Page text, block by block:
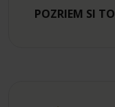
POZRIEM SI TO